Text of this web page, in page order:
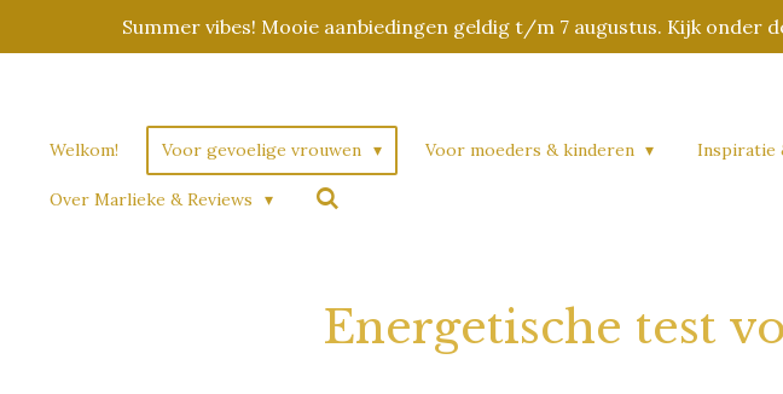
hoofdinhoud
Summer vibes! Mooie aanbiedingen geldig t/m 7 augustus. Kijk onder
Welkom! Voor gevoelige vrouwen Voor moeders & kinderen Inspiratie
Over Marlieke & Reviews
Energetische test